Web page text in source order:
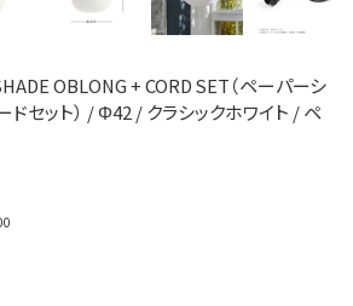
OBLONG + CORD SET（ペーパーシ
ドセット） / Φ42 / クラシックホワイト / ペ